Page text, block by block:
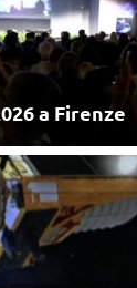
a Firenze